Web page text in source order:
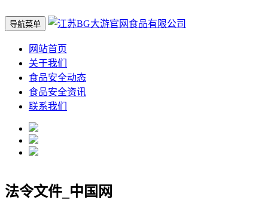
导航菜单
网站首页
关于我们
食品安全动态
食品安全资讯
联系我们
法令文件_中国网